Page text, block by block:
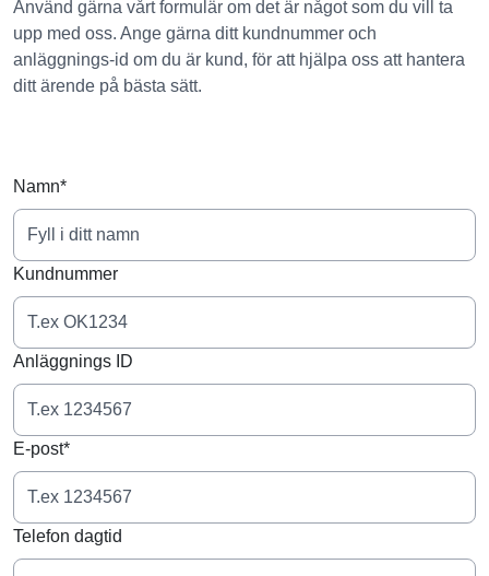
Använd gärna vårt formulär om det är något som du vill ta
upp med oss. Ange gärna ditt kundnummer och
anläggnings-id om du är kund, för att hjälpa oss att hantera
ditt ärende på bästa sätt.
Namn*
Kundnummer
Anläggnings ID
E-post*
Telefon dagtid